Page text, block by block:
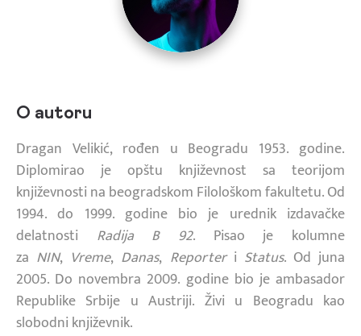
O autoru
Dragan Velikić, rođen u Beogradu 1953. godine.
Diplomirao je opštu književnost sa teorijom
književnosti na beogradskom Filološkom fakultetu. Od
1994. do 1999. godine bio je urednik izdavačke
delatnosti Radija B 92. Pisao je kolumne
za NIN, Vreme, Danas, Reporteri Status. Od juna
2005. Do novembra 2009. godine bio je ambasador
Republike Srbije u Austriji. Živi u Beogradu kao
slobodni književnik.